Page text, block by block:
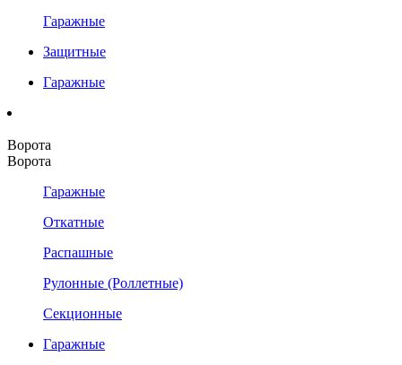
Гаражные
Защитные
Гаражные
Ворота
Ворота
Гаражные
Откатные
Распашные
Рулонные (Роллетные)
Секционные
Гаражные